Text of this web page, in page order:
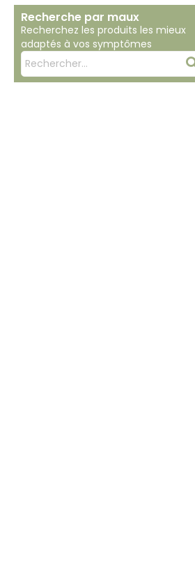
Recherche par maux
Recherchez les produits les mieux
adaptés à vos symptômes
Mots
clés